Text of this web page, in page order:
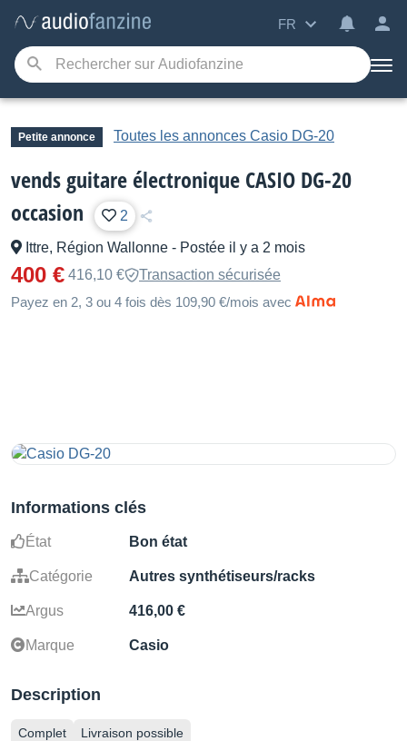
FR
Petite annonce Toutes les annonces Casio DG-20
vends guitare électronique CASIO DG-20
occasion
2
Ittre, Région Wallonne - Postée il y a 2 mois
400 € 416,10 €
Transaction sécurisée
Payez en 2, 3 ou 4 fois dès 109,90 €/mois avec
Informations clés
État Bon état
Catégorie Autres synthétiseurs/racks
Argus 416,00 €
Marque Casio
Description
Complet Livraison possible